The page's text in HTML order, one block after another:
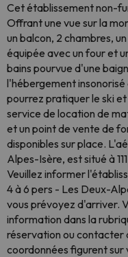
Cet établissement non-
Offrant une vue sur la
un balcon, 2 chambres,
équipée avec un four et
bains pourvue d'une
l'hébergement
pourrez pratiquer le ski et
service de location de
et un point de vente de
disponibles sur place.
Alpes-Isère, est situé à
Veuillez informer
4 à 6 pers - Les Deux-
vous prévoyez d'arriver.
information dans la
réservation ou contacter
coordonnées figurent